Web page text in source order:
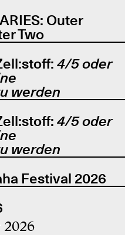
Outer
Two
4/5 oder
werden
4/5 oder
werden
Festival 2026
2026